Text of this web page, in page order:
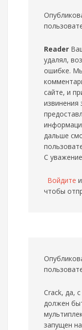
Reader
удалял,
ошибке.
сайте, и
извинения
дальше
С
Войдите
чтобы
Crack, да,
должен
запущен